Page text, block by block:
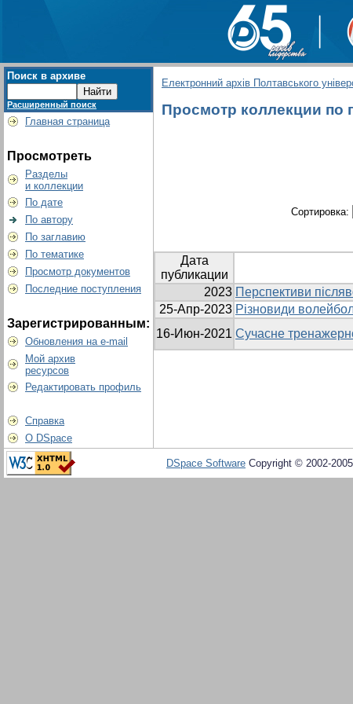
Поиск в архиве
Расширенный поиск
Главная страница
Просмотреть
Разделы
и коллекции
По дате
По автору
По заглавию
По тематике
Просмотр документов
Последние поступления
Зарегистрированным:
Обновления на e-mail
Мой архив
ресурсов
Редактировать профиль
Справка
О DSpace
Електронний архів Полтавського
Просмотр коллекции по
Сортировка:
Дата
публикации
2023 Перспективи
25-Апр-2023 Різновиди
16-Июн-2021 Сучасне
DSpace Software Copyright © 2002-2005